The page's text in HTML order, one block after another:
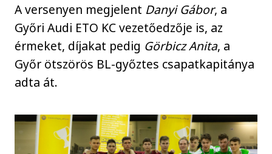
A versenyen megjelent Danyi Gábor, a
Győri Audi ETO KC vezetőedzője is, az
érmeket, díjakat pedig Görbicz Anita, a
Győr ötszörös BL-győztes csapatkapitánya
adta át.